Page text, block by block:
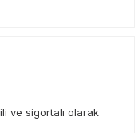
ve sigortalı olarak